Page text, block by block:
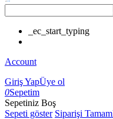
_ec_start_typing
Account
Giriş YapÜye ol
0Sepetim
Sepetiniz Boş
Sepeti göster Siparişi